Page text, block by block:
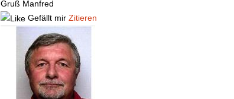
Gruß Manfred
Gefällt mir Zitieren